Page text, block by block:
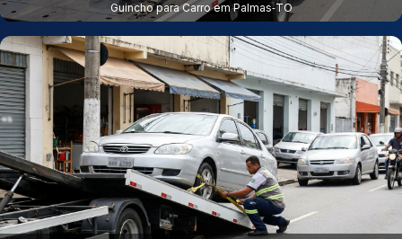
Guincho para Carro em Palmas‑TO